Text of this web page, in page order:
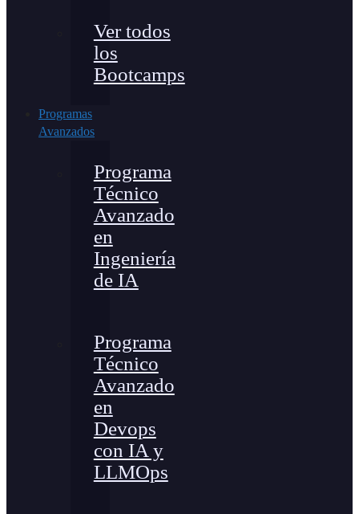
Ver todos
los
Bootcamps
Programas
Avanzados
Programa
Técnico
Avanzado
en
Ingeniería
de IA
Programa
Técnico
Avanzado
en
Devops
con IA y
LLMOps